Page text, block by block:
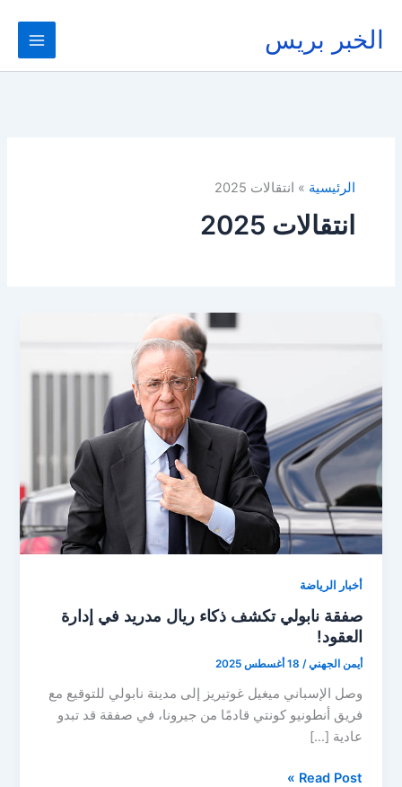
المحتوى
الخبر بريس
الرئيسية انتقالات 2025
انتقالات 2025
أخبار الرياضة
صفقة نابولي تكشف ذكاء ريال مدريد في إدارة
العقود!
أيمن الجهني/ 18 أغسطس 2025
وصل الإسباني ميغيل غوتيريز إلى مدينة نابولي للتوقيع مع
فريق أنطونيو كونتي قادمًا من جيرونا، في صفقة قد تبدو
عادية […]
صفقة
Read Post »